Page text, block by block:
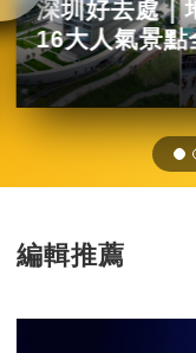
深圳好去處｜
16大人氣景點
編輯推薦